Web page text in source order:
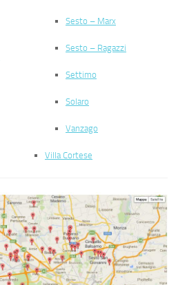
Sesto – Marx
Sesto – Ragazzi
Settimo
Solaro
Vanzago
Villa Cortese